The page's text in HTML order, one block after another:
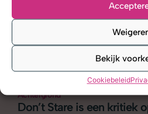
Bekijk
Cookiebeleid
Achtergrond
Don’t Stare is een kritiek